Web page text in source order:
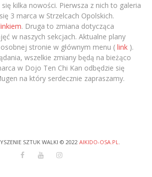
kilka nowości. Pierwsza z nich to galeria
3 marca w Strzelcach Opolskich.
. Druga to zmiana dotycząca
w naszych sekcjach. Aktualne plany
stronie w głównym menu ( link ).
wszelkie zmiany będą na bieżąco
w Dojo Ten Chi Kan odbędzie się
na który serdecznie zapraszamy.
SZTUK WALKI © 2022 AIKIDO-OSA.PL.